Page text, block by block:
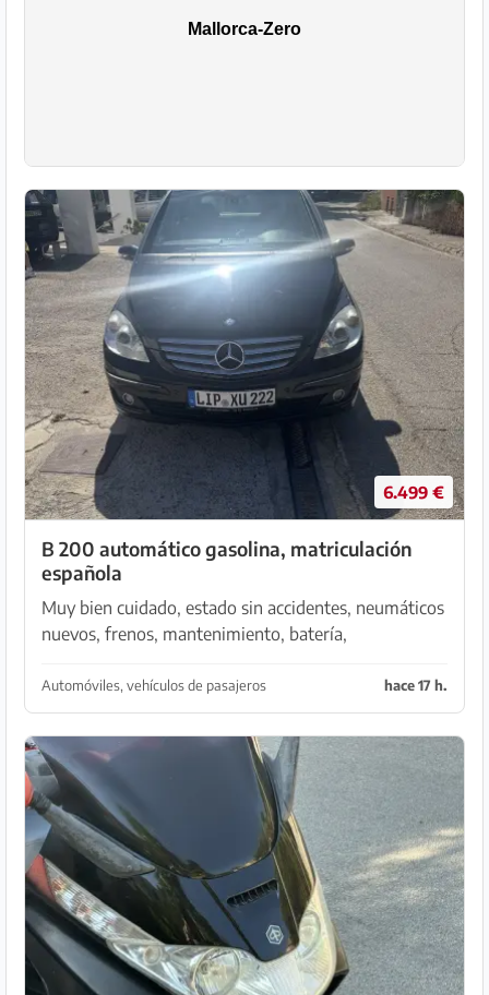
6.499 €
B 200 automático gasolina, matriculación
española
Muy bien cuidado, estado sin accidentes, neumáticos
nuevos, frenos, mantenimiento, batería,
acondicionado, nueva inspección (TÜV), año de
fabricación 2...
Automóviles, vehículos de pasajeros hace 17 h.